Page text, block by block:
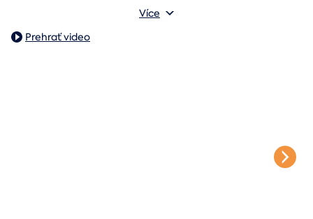
objaví poukaz na zážitok i s vašim venováním.
Vonkajšie rozmery: 15,5 × 8,5 × 5 cm
Více
Prehrať video